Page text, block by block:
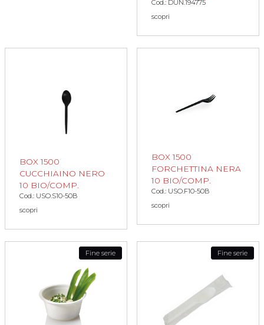
Cod.: DUN.194775
scopri
BOX 1500
CUCCHIAINO NERO
10 BIO/COMP.
Cod.: USO.S10-50B
scopri
BOX 1500
FORCHETTINA NERA
10 BIO/COMP.
Cod.: USO.F10-50B
scopri
Fine serie Fine serie